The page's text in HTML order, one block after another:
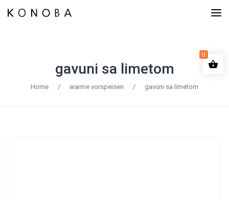
gavuni sa limetom
Home / warme vorspeisen / gavuni sa limetom
0